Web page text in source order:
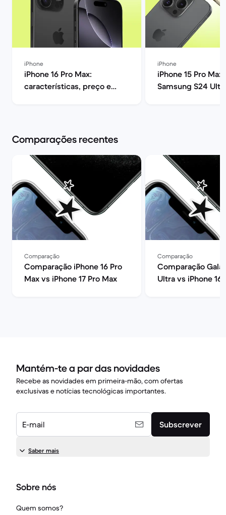
iPhone
iPhone 16 Pro Max:
características, preço e
iPhone
iPhone 15 Pro Max
Samsung S24
Comparações recentes
Comparação
Comparação iPhone 16 Pro
Max vs iPhone 17 Pro Max
Comparação
Comparação
Ultra vs iPhone 16
Mantém-te a par das novidades
Recebe as novidades em primeira-mão, com ofertas
exclusivas e notícias tecnológicas importantes.
E-mail Subscrever
Saber mais
Sobre nós
Quem somos?